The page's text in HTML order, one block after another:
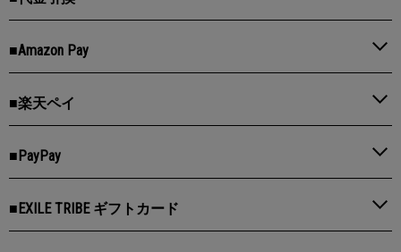
■Amazon Pay
■楽天ペイ
■PayPay
■EXILE TRIBE ギフトカード